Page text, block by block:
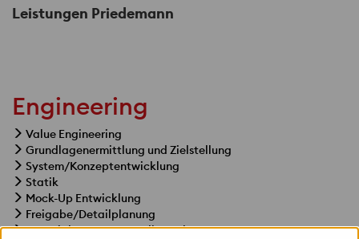
Leistungen Priedemann
Engineering
Value Engineering
Grundlagenermittlung und Zielstellung
System/Konzeptentwicklung
Statik
Mock-Up Entwicklung
Freigabe/Detailplanung
Materialauszug/-Bestellunterlagen